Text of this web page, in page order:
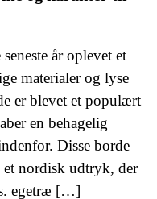
år oplevet et
materialer og lyse
er blevet et populært
en behagelig
Disse borde
nordisk udtryk, der
egetræ […]